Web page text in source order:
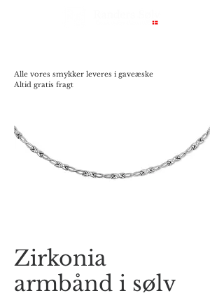
Zirkonia
armbånd i sølv
Alle vores smykker leveres i gaveæske
Altid gratis fragt